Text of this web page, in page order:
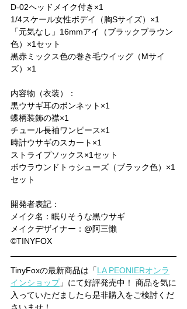
D-02ヘッドメイク付き×1
1/4スケール女性ボデイ（胸Sサイズ）×1
「元気なし」16mmアイ（ブラックブラウン
色）×1セット
黒赤ミックス色の巻き毛ウイッグ（Mサイ
ズ）×1
内容物（衣装）：
黒ウサギ耳のボンネット×1
蝶柄装飾の襟×1
チュール長袖ワンピース×1
時計ウサギのスカート×1
ストライプソックス×1セット
ボウラウンドトゥシューズ（ブラック色）×1
セット
開発者表記：
メイク名：眠りそうな黒ウサギ
メイクデザイナー：@阿三懶
©TINYFOX
TinyFoxの最新商品は「LA PEONIERオンラ
インショップ」にて好評発売中！ 商品を気に
入っていただましたら是非購入をご検討くだ